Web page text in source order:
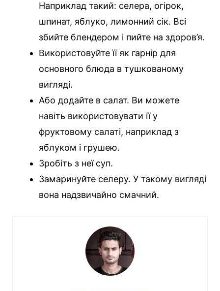
Наприклад такий: селера, огірок,
шпинат, яблуко, лимонний сік. Всі
збийте блендером і пийте на здоров’я.
Використовуйте її як гарнір для
основного блюда в тушкованому
вигляді.
Або додайте в салат. Ви можете
навіть використовувати її у
фруктовому салаті, наприклад з
яблуком і грушею.
Зробіть з неї суп.
Замаринуйте селеру. У такому вигляді
вона надзвичайно смачний.